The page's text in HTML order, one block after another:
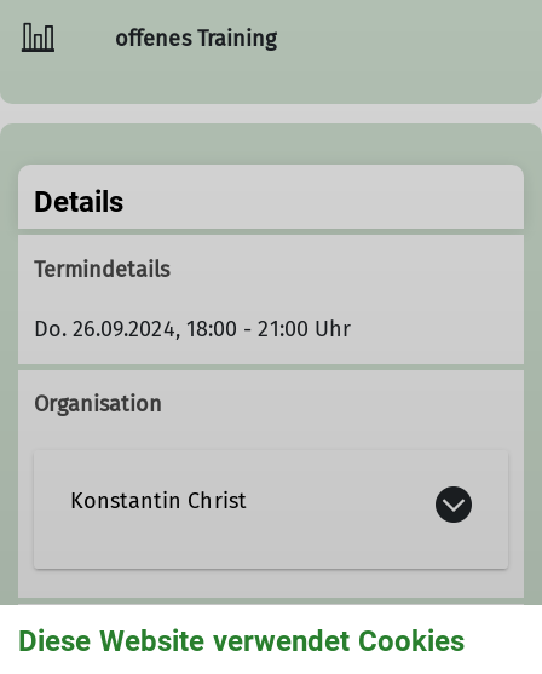
offenes Training
Details
Termindetails
Do. 26.09.2024, 18:00 - 21:00 Uhr
Organisation
Konstantin Christ
KonstantinChrist@t-online.de
Unsere Veranstaltungsorte
Diese Website verwendet Cookies